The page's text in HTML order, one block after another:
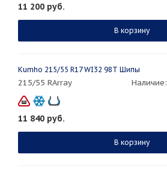
11 200 руб.
В корзину
Kumho 215/55 R17 WI32 98T Шипы
215/55 RArray Наличие:
11 840 руб.
В корзину